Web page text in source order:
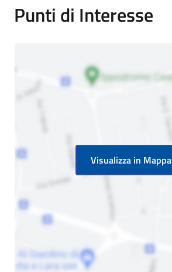
Punti di Interesse
Visualizza in Mappa